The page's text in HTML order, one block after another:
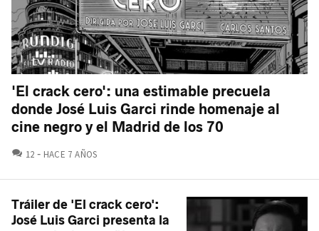
'El crack cero': una estimable precuela
donde José Luis Garci rinde homenaje al
cine negro y el Madrid de los 70
12 COMENTARIOS
HACE 7 AÑOS
Tráiler de 'El crack cero':
José Luis Garci presenta la